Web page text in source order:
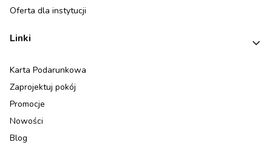
Oferta dla instytucji
Linki
Karta Podarunkowa
Zaprojektuj pokój
Promocje
Nowości
Blog